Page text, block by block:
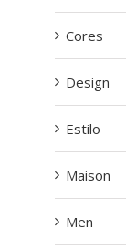
Cores
Design
Estilo
Maison
Men